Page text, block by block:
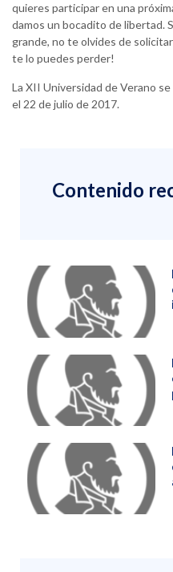
quieres participar en una
damos un bocadito de libertad.
grande, no te olvides de
te lo puedes perder!
La XII Universidad de Verano
el 22 de julio de 2017.
Contenido